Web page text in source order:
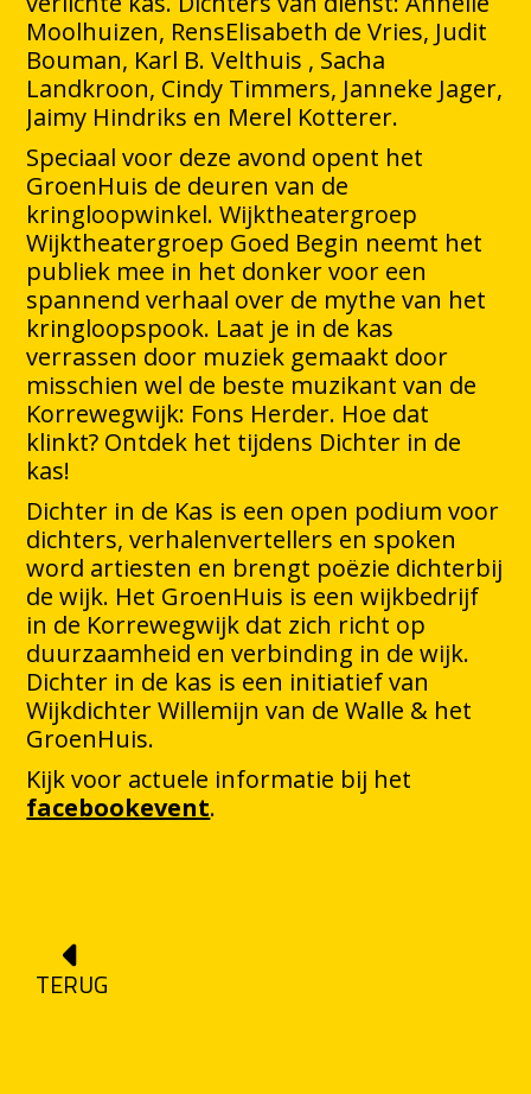
Moolhuizen, RensElisabeth de Vries, Judit
Bouman, Karl B. Velthuis , Sacha
Landkroon, Cindy Timmers, Janneke Jager,
Jaimy Hindriks en Merel Kotterer.
Speciaal voor deze avond opent het
GroenHuis de deuren van de
kringloopwinkel. Wijktheatergroep
Wijktheatergroep Goed Begin neemt het
publiek mee in het donker voor een
spannend verhaal over de mythe van het
kringloopspook. Laat je in de kas
verrassen door muziek gemaakt door
misschien wel de beste muzikant van de
Korrewegwijk: Fons Herder. Hoe dat
klinkt? Ontdek het tijdens Dichter in de
kas!
Dichter in de Kas is een open podium voor
dichters, verhalenvertellers en spoken
word artiesten en brengt poëzie dichterbij
de wijk. Het GroenHuis is een wijkbedrijf
in de Korrewegwijk dat zich richt op
duurzaamheid en verbinding in de wijk.
Dichter in de kas is een initiatief van
Wijkdichter Willemijn van de Walle & het
GroenHuis.
Kijk voor actuele informatie bij het
facebookevent.
TERUG